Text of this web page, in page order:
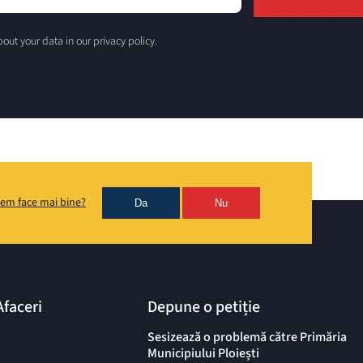
your data in our privacy policy.
face mai bine? Da Nu
Depune o petiție
Sesizează o problemă către Primăria
Municipiului Ploiești